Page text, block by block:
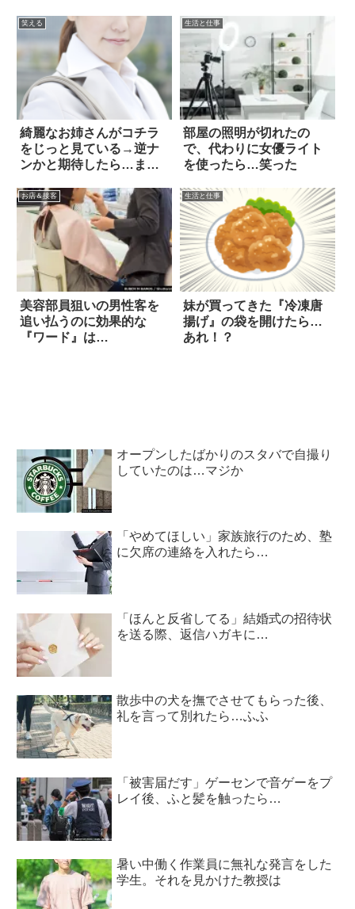
笑える
綺麗なお姉さんがコチラ
をじっと見ている→逆ナ
ンかと期待したら…まさ
生活と仕事
部屋の照明が切れたの
で、代わりに女優ライト
を使ったら…笑った
お店＆接客
美容部員狙いの男性客を
追い払うのに効果的な
『ワード』は…
生活と仕事
妹が買ってきた『冷凍唐
揚げ』の袋を開けたら…
あれ！？
オープンしたばかりのスタバで自撮り
していたのは…マジか
「やめてほしい」家族旅行のため、塾
に欠席の連絡を入れたら…
「ほんと反省してる」結婚式の招待状
を送る際、返信ハガキに…
散歩中の犬を撫でさせてもらった後、
礼を言って別れたら…ふふ
「被害届だす」ゲーセンで音ゲーをプ
レイ後、ふと髪を触ったら…
暑い中働く作業員に無礼な発言をした
学生。それを見かけた教授は